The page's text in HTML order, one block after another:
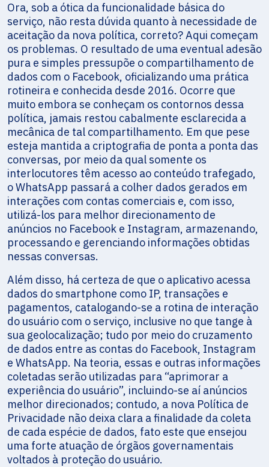
Ora, sob a ótica da funcionalidade básica do
serviço, não resta dúvida quanto à necessidade de
aceitação da nova política, correto? Aqui começam
os problemas. O resultado de uma eventual adesão
pura e simples pressupõe o compartilhamento de
dados com o Facebook, oficializando uma prática
rotineira e conhecida desde 2016. Ocorre que
muito embora se conheçam os contornos dessa
política, jamais restou cabalmente esclarecida a
mecânica de tal compartilhamento. Em que pese
esteja mantida a criptografia de ponta a ponta das
conversas, por meio da qual somente os
interlocutores têm acesso ao conteúdo trafegado,
o WhatsApp passará a colher dados gerados em
interações com contas comerciais e, com isso,
utilizá-los para melhor direcionamento de
anúncios no Facebook e Instagram, armazenando,
processando e gerenciando informações obtidas
nessas conversas.
Além disso, há certeza de que o aplicativo acessa
dados do smartphone como IP, transações e
pagamentos, catalogando-se a rotina de interação
do usuário com o serviço, inclusive no que tange à
sua geolocalização; tudo por meio do cruzamento
de dados entre as contas do Facebook, Instagram
e WhatsApp. Na teoria, essas e outras informações
coletadas serão utilizadas para “aprimorar a
experiência do usuário”, incluindo-se aí anúncios
melhor direcionados; contudo, a nova Política de
Privacidade não deixa clara a finalidade da coleta
de cada espécie de dados, fato este que ensejou
uma forte atuação de órgãos governamentais
voltados à proteção do usuário.